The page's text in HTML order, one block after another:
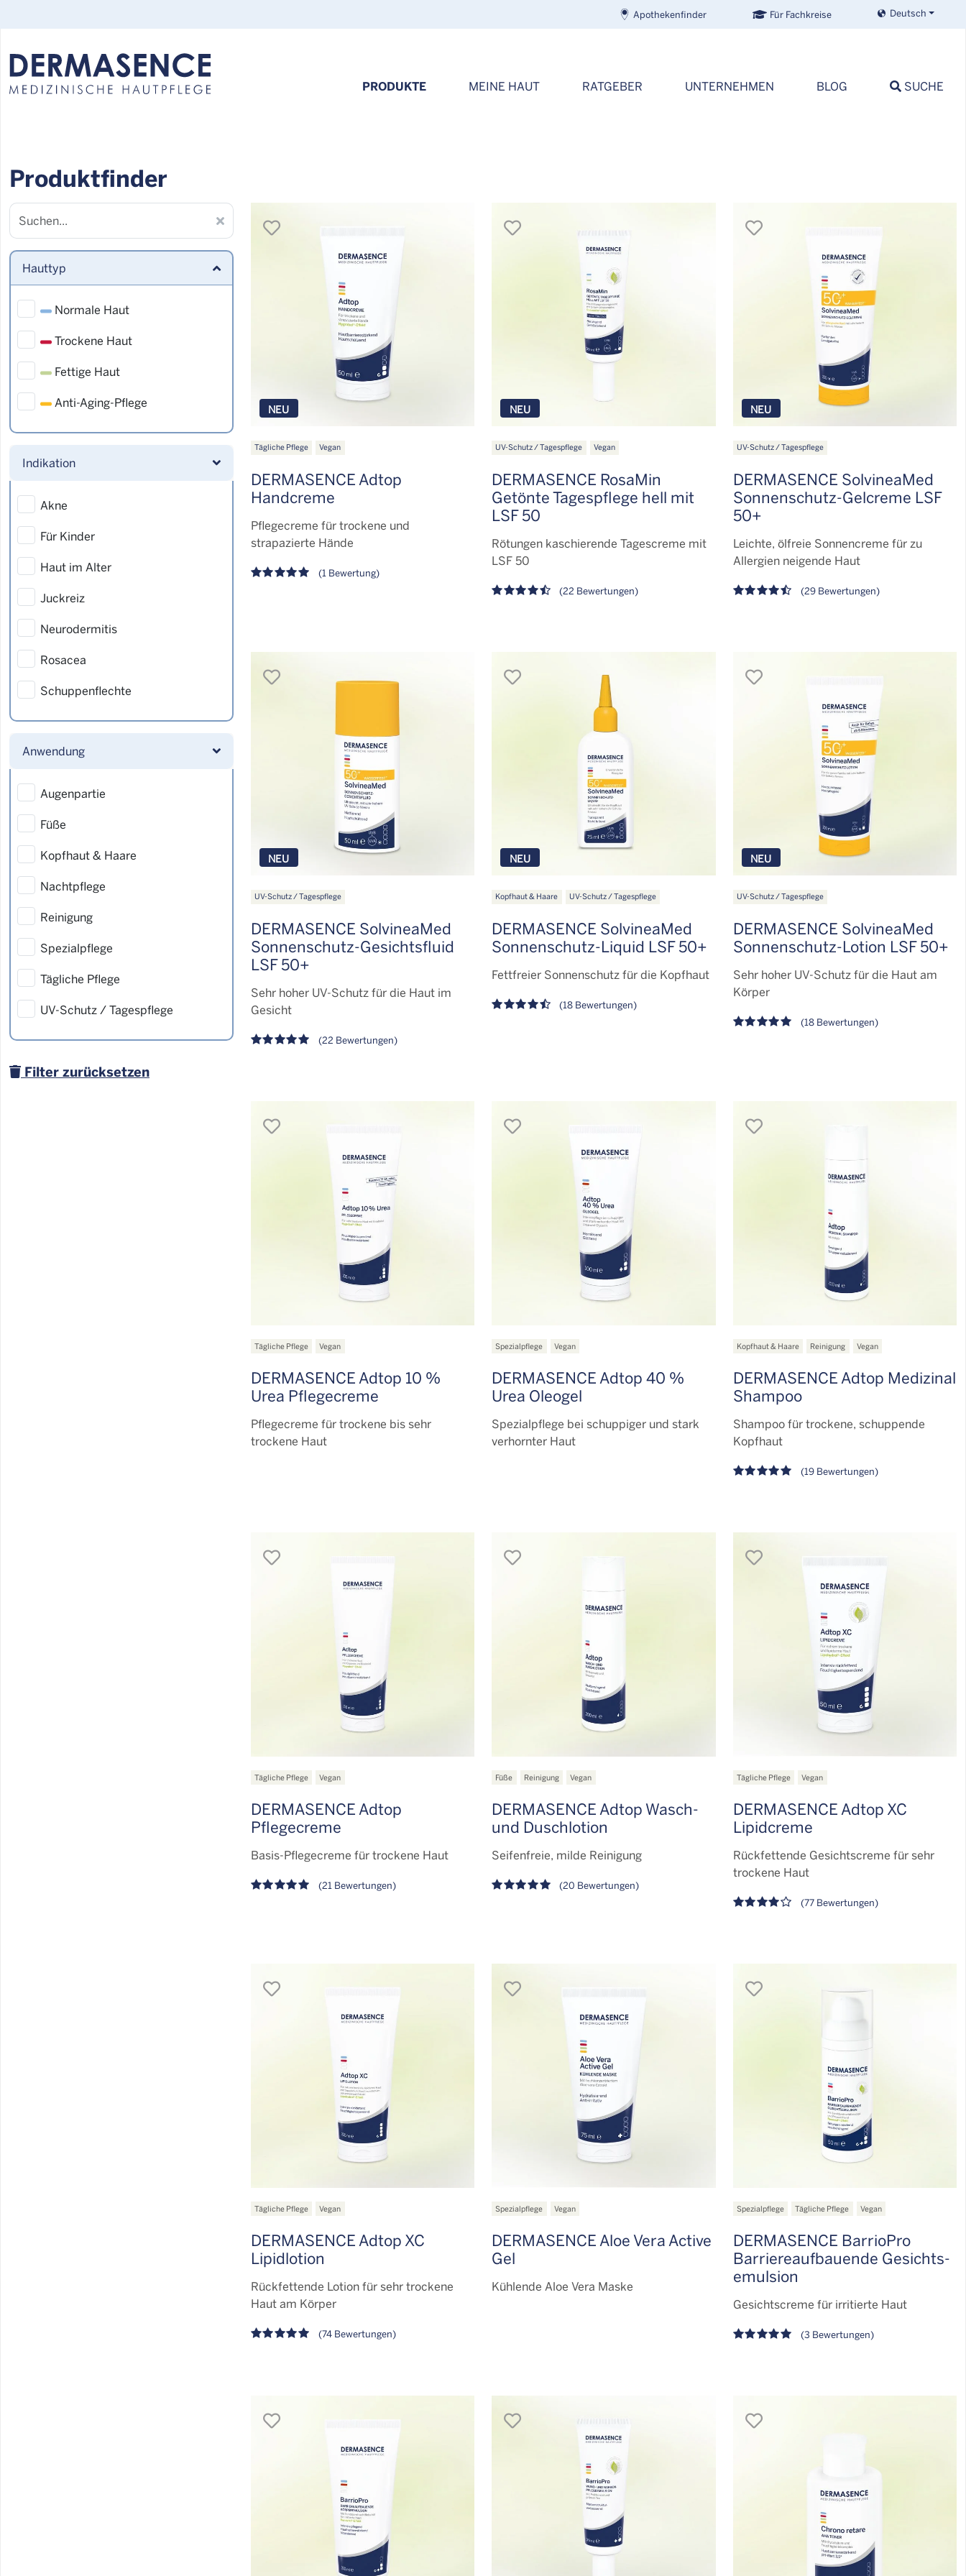
Deutsch
Apothekenfinder Für Fachkreise
PRODUKTE MEINE HAUT RATGEBER UNTERNEHMEN BLOG SUCHE
Produktfinder
Hauttyp
Normale Haut
Trockene Haut
Fettige Haut
Anti-Aging-Pflege
Indikation
Akne
Für Kinder
Haut im Alter
Juckreiz
Neurodermitis
Rosacea
Schuppenflechte
Anwendung
Augenpartie
Füße
Kopfhaut & Haare
Nachtpflege
Reinigung
Spezialpflege
Tägliche Pflege
UV-Schutz / Tagespflege
Filter zurücksetzen
merken
NEU
Tägliche Pflege Vegan
DERMASENCE Adtop
Handcreme
Pflegecreme für trockene und
strapazierte Hände
(1 Bewertung)
merken
NEU
UV-Schutz / Tagespflege Vegan
DERMASENCE RosaMin
Getönte Tagespflege hell mit
LSF 50
Rötungen kaschierende Tagescreme mit
LSF 50
(22 Bewertungen)
merken
NEU
UV-Schutz / Tagespflege
DERMASENCE SolvineaMed
Sonnenschutz-Gelcreme LSF
50+
Leichte, ölfreie Sonnencreme für zu
Allergien neigende Haut
(29 Bewertungen)
merken
NEU
UV-Schutz / Tagespflege
DERMASENCE SolvineaMed
Sonnenschutz-Gesichtsfluid
LSF 50+
Sehr hoher UV-Schutz für die Haut im
Gesicht
(22 Bewertungen)
merken
NEU
Kopfhaut & Haare UV-Schutz / Tagespflege
DERMASENCE SolvineaMed
Sonnenschutz-Liquid LSF 50+
Fettfreier Sonnenschutz für die Kopfhaut
(18 Bewertungen)
merken
NEU
UV-Schutz / Tagespflege
DERMASENCE SolvineaMed
Sonnenschutz-Lotion LSF 50+
Sehr hoher UV-Schutz für die Haut am
Körper
(18 Bewertungen)
merken
Tägliche Pflege Vegan
DERMASENCE Adtop 10 %
Urea Pflegecreme
Pflegecreme für trockene bis sehr
trockene Haut
merken
Spezialpflege Vegan
DERMASENCE Adtop 40 %
Urea Oleogel
Spezialpflege bei schuppiger und stark
verhornter Haut
merken
Kopfhaut & Haare Reinigung Vegan
DERMASENCE Adtop Medizinal
Shampoo
Shampoo für trockene, schuppende
Kopfhaut
(19 Bewertungen)
merken
Tägliche Pflege Vegan
DERMASENCE Adtop
Pflegecreme
Basis-Pflegecreme für trockene Haut
(21 Bewertungen)
merken
Füße Reinigung Vegan
DERMASENCE Adtop Wasch-
und Duschlotion
Seifenfreie, milde Reinigung
(20 Bewertungen)
merken
Tägliche Pflege Vegan
DERMASENCE Adtop XC
Lipidcreme
Rückfettende Gesichtscreme für sehr
trockene Haut
(77 Bewertungen)
merken
Tägliche Pflege Vegan
DERMASENCE Adtop XC
Lipidlotion
Rückfettende Lotion für sehr trockene
Haut am Körper
(74 Bewertungen)
merken
Spezialpflege Vegan
DERMASENCE Aloe Vera Active
Gel
Kühlende Aloe Vera Maske
merken
Spezialpflege Tägliche Pflege Vegan
DERMASENCE BarrioPro
Barriere­aufbauende Gesichts­
emulsion
Gesichtscreme für irritierte Haut
(3 Bewertungen)
merken merken merken